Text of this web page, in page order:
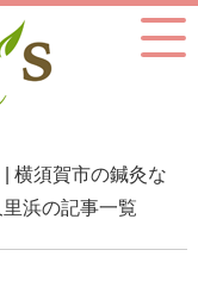
横須賀市の鍼灸な
浜の記事一覧